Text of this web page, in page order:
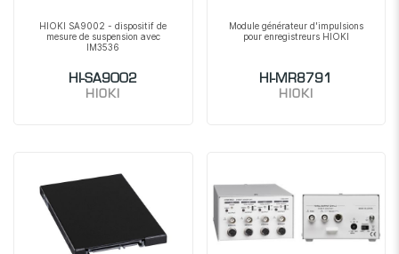
HIOKI SA9002 - dispositif de
mesure de suspension avec
IM3536
HI-SA9002
HIOKI
Module générateur d'impulsions
pour enregistreurs HIOKI
HI-MR8791
HIOKI